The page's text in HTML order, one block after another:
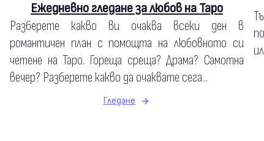
Ежедневно гледане за любов на Таро
Разберете какво ви очаква всеки ден в
романтичен план с помощта на любовното си
четене на Таро. Гореща среща? Драма? Самотна
вечер? Разберете какво да очаквате сега...
Гледане